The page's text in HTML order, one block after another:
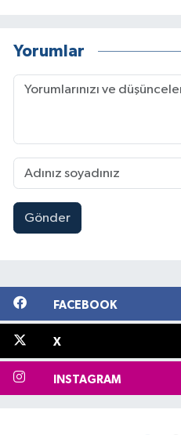
Yorumlar
Gönder
FACEBOOK
X
INSTAGRAM